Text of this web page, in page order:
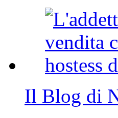
Il Blog di